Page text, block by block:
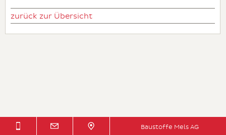
zurück zur Übersicht
Baustoffe Mels AG